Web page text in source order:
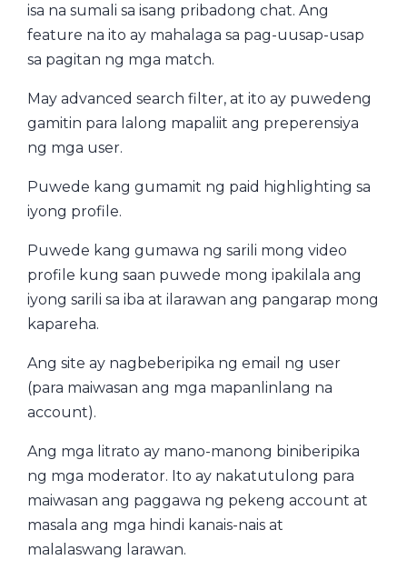
isa na sumali sa isang pribadong chat. Ang
feature na ito ay mahalaga sa pag-uusap-usap
sa pagitan ng mga match.
May advanced search filter, at ito ay puwedeng
gamitin para lalong mapaliit ang preperensiya
ng mga user.
Puwede kang gumamit ng paid highlighting sa
iyong profile.
Puwede kang gumawa ng sarili mong video
profile kung saan puwede mong ipakilala ang
iyong sarili sa iba at ilarawan ang pangarap mong
kapareha.
Ang site ay nagbeberipika ng email ng user
(para maiwasan ang mga mapanlinlang na
account).
Ang mga litrato ay mano-manong biniberipika
ng mga moderator. Ito ay nakatutulong para
maiwasan ang paggawa ng pekeng account at
masala ang mga hindi kanais-nais at
malalaswang larawan.